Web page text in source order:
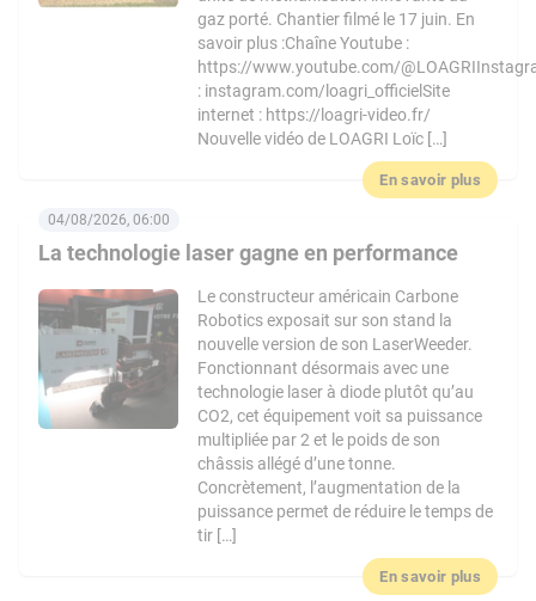
gaz porté. Chantier filmé le 17 juin. En
savoir plus :Chaîne Youtube :
https://www.youtube.com/
: instagram.com/loagri_officielSite
internet : https://loagri-video.fr/
Nouvelle vidéo de LOAGRI Loïc […]
En savoir plus
La technologie laser gagne en performance
04/08/2026, 06:00
Le constructeur américain Carbone
Robotics exposait sur son stand la
nouvelle version de son LaserWeeder.
Fonctionnant désormais avec une
technologie laser à diode plutôt qu’au
CO2, cet équipement voit sa puissance
multipliée par 2 et le poids de son
châssis allégé d’une tonne.
Concrètement, l’augmentation de la
puissance permet de réduire le temps de
tir […]
En savoir plus